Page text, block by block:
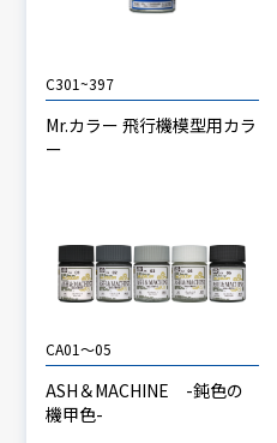
C301~397
Mr.カラー 飛行機模型用カラ
ー
CA01～05
ASH＆MACHINE -鈍色の
機甲色-